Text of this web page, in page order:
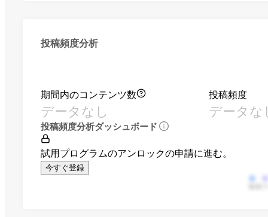
投稿頻度分析
期間内のコンテンツ数
データなし
投稿頻度
データな
投稿頻度分析ダッシュボード
試用プログラムのアンロックの申請に進む。
今すぐ登録